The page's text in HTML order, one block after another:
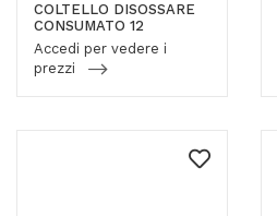
COLTELLO DISOSSARE
CONSUMATO 12
Accedi per vedere i
prezzi